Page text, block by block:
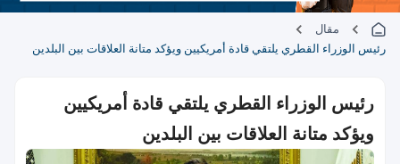
مقال
رئيس الوزراء القطري يلتقي قادة أمريكيين ويؤكد متانة العلاقات بين البلدين
رئيس الوزراء القطري يلتقي قادة أمريكيين
ويؤكد متانة العلاقات بين البلدين